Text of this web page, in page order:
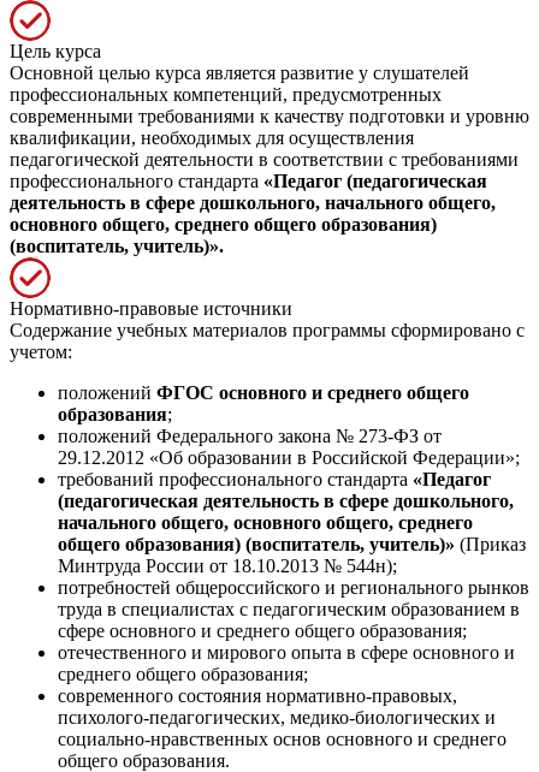
Цель курса
Основной целью курса является развитие у слушателей
профессиональных компетенций, предусмотренных
современными требованиями к качеству подготовки и уровню
квалификации, необходимых для осуществления
педагогической деятельности в соответствии с требованиями
профессионального стандарта «Педагог (педагогическая
деятельность в сфере дошкольного, начального общего,
основного общего, среднего общего образования)
(воспитатель, учитель)».
Нормативно-правовые источники
Содержание учебных материалов программы сформировано с
учетом:
положений ФГОС основного и среднего общего
образования;
положений Федерального закона № 273-ФЗ от
29.12.2012 «Об образовании в Российской Федерации»;
требований профессионального стандарта «Педагог
(педагогическая деятельность в сфере дошкольного,
начального общего, основного общего, среднего
общего образования) (воспитатель, учитель)» (Приказ
Минтруда России от 18.10.2013 № 544н);
потребностей общероссийского и регионального рынков
труда в специалистах с педагогическим образованием в
сфере основного и среднего общего образования;
отечественного и мирового опыта в сфере основного и
среднего общего образования;
современного состояния нормативно-правовых,
психолого-педагогических, медико-биологических и
социально-нравственных основ основного и среднего
общего образования.